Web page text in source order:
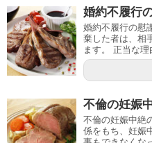
婚約不履行
婚約不履行の慰
棄した者は、相
ます。 正当な
不倫の妊娠
不倫の妊娠中絶
係をもち、妊娠